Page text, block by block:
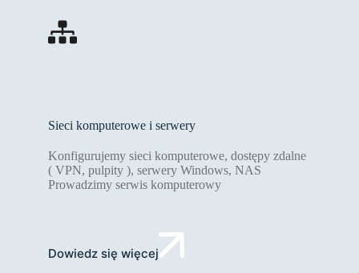
Sieci komputerowe i serwery
Konfigurujemy sieci komputerowe, dostępy zdalne
( VPN, pulpity ), serwery Windows, NAS
Prowadzimy serwis komputerowy
Dowiedz się więcej